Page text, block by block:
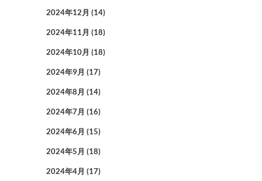
2024年12月 (14)
2024年11月 (18)
2024年10月 (18)
2024年9月 (17)
2024年8月 (14)
2024年7月 (16)
2024年6月 (15)
2024年5月 (18)
2024年4月 (17)